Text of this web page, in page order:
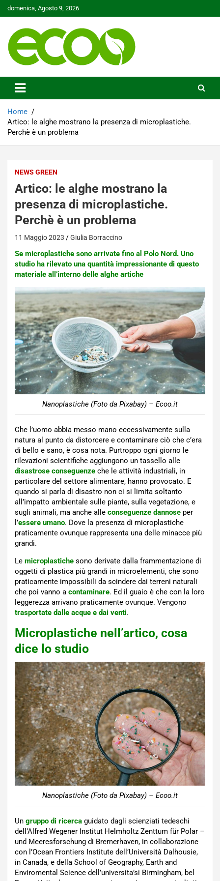
Skip
to
domenica, Agosto 9, 2026
Ecoo.it
Home
Artico: le alghe mostrano la presenza di microplastiche.
Perchè è un problema
NEWS GREEN
Artico: le alghe mostrano la
presenza di microplastiche.
Perchè è un problema
11 Maggio 2023 Giulia Borraccino
Se microplastiche sono arrivate fino al Polo Nord. Uno
studio ha rilevato una quantità impressionante di questo
materiale all’interno delle alghe artiche
Nanoplastiche (Foto da Pixabay) – Ecoo.it
Che l’uomo abbia messo mano eccessivamente sulla
natura al punto da distorcere e contaminare ciò che c’era
di bello e sano, è cosa nota. Purtroppo ogni giorno le
rilevazioni scientifiche aggiungono un tassello alle
disastrose conseguenze che le attività industriali, in
particolare del settore alimentare, hanno provocato. E
quando si parla di disastro non ci si limita soltanto
all’impatto ambientale sulle piante, sulla vegetazione, e
sugli animali, ma anche alle conseguenze dannose per
l’essere umano. Dove la presenza di microplastiche
praticamente ovunque rappresenta una delle minacce più
grandi.
Le microplastiche sono derivate dalla frammentazione di
oggetti di plastica più grandi in microelementi, che sono
praticamente impossibili da scindere dai terreni naturali
che poi vanno a contaminare. Ed il guaio è che con la loro
leggerezza arrivano praticamente ovunque. Vengono
trasportate dalle acque e dai venti.
Microplastiche nell’artico, cosa
dice lo studio
Nanoplastiche (Foto da Pixabay) – Ecoo.it
Un gruppo di ricerca guidato dagli scienziati tedeschi
dell’Alfred Wegener Institut Helmholtz Zenttum für Polar –
und Meeresforschung di Bremerhaven, in collaborazione
con l’Ocean Frontiers Institute dell’Università Dalhousie,
in Canada, e della School of Geography, Earth and
Enviromental Science dell’universita’si Birmingham, bel